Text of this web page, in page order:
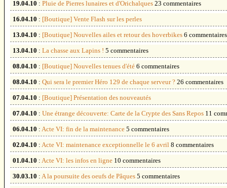
19.04.10 : Pluie de Pierres lunaires et d'Orichalques 23 commentaires
16.04.10 : [Boutique] Vente Flash sur les perles
13.04.10 : [Boutique] Nouvelles ailes et retour des hoverbikes 6 commentaires
13.04.10 : La chasse aux Lapins ! 5 commentaires
08.04.10 : [Boutique] Nouvelles tenues d'été 6 commentaires
08.04.10 : Qui sera le premier Héro 129 de chaque serveur ? 26 commentaires
07.04.10 : [Boutique] Présentation des nouveautés
07.04.10 : Une étrange découverte: Carte de la Crypte des Sans Repos 11
06.04.10 : Acte VI: fin de la maintenance 5 commentaires
02.04.10 : Acte VI: maintenance exceptionnelle le 6 avril 8 commentaires
01.04.10 : Acte VI: les infos en ligne 10 commentaires
30.03.10 : A la poursuite des oeufs de Pâques 5 commentaires